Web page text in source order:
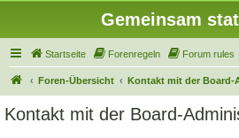
Gemeinsam
Startseite Forenregeln Forum rules
Foren-Übersicht Kontakt mit der Board-
Kontakt mit der Board-